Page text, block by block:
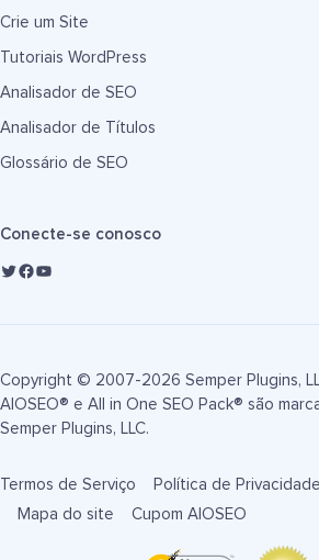
Crie um Site
Tutoriais WordPress
Analisador de SEO
Analisador de Títulos
Glossário de SEO
Conecte-se conosco
Copyright © 2007-2026 Semper Plugins,
AIOSEO® e All in One SEO Pack® são
Semper Plugins, LLC.
Termos de Serviço Política de Privacidade
Mapa do site
Cupom AIOSEO